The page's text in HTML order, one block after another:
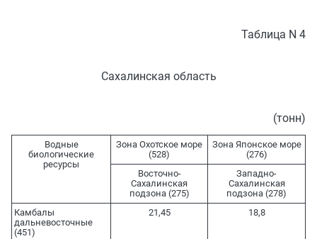
Таблица N 4
Сахалинская область
(тонн)
Водные
биологические
ресурсы
Зона Охотское море
(528)
Зона Японское море
(276)
Восточно-
Сахалинская
подзона (275)
Западно-
Сахалинская
подзона (278)
Камбалы
дальневосточные
(451)
21,45 18,8